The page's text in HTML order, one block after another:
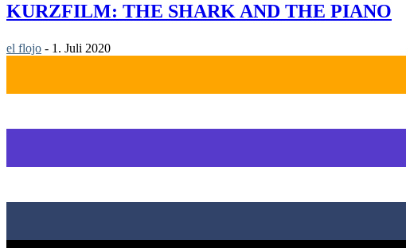
KURZFILM: THE SHARK AND THE PIANO
el flojo - 1. Juli 2020